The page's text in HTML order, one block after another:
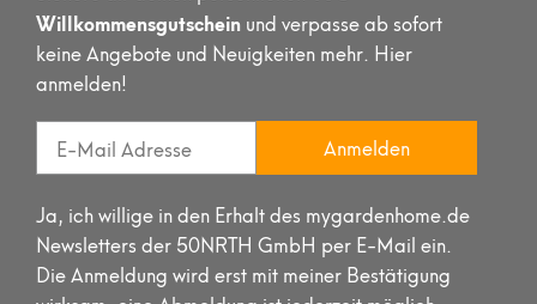
Willkommensgutschein und verpasse ab sofort
keine Angebote und Neuigkeiten mehr. Hier
anmelden!
Anmelden
Ja, ich willige in den Erhalt des mygardenhome.de
Newsletters der 50NRTH GmbH per E-Mail ein.
Die Anmeldung wird erst mit meiner Bestätigung